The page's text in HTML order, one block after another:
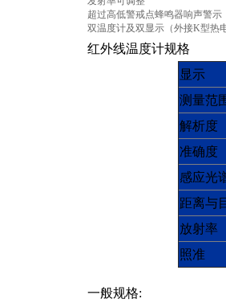
超过高低警戒点蜂鸣器响声警示
双温度计及双显示（外接K型热
红外线温度计规格
显示
测量范
解析度
准确度
感应光
距离与
放射率
照准
一般规格: